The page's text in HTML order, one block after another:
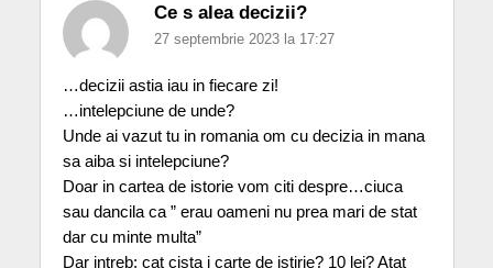
Ce s alea decizii?
27 septembrie 2023 la 17:27
…decizii astia iau in fiecare zi!
…intelepciune de unde?
Unde ai vazut tu in romania om cu decizia in mana
sa aiba si intelepciune?
Doar in cartea de istorie vom citi despre…ciuca
sau dancila ca ” erau oameni nu prea mari de stat
dar cu minte multa”
Dar intreb: cat cista i carte de istirie? 10 lei? Atat